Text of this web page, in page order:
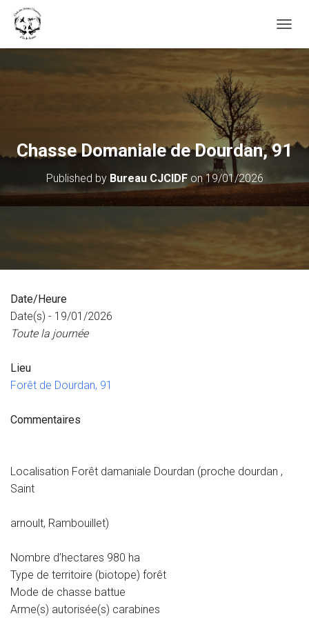
Chasse Domaniale de Dourdan, 91
Published by Bureau CJCIDFon19/01/2026
Date/Heure
Date(s) - 19/01/2026
Toute la journée
Lieu
Forêt de Dourdan, 91
Commentaires
Localisation Forêt damaniale Dourdan (proche dourdan ,
Saint
arnoult, Rambouillet)
Nombre d’hectares 980 ha
Type de territoire (biotope) forêt
Mode de chasse battue
Arme(s) autorisée(s) carabines